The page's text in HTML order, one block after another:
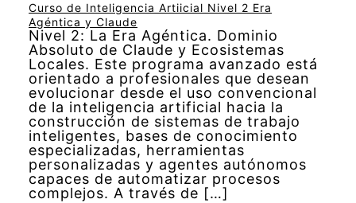
Curso de Inteligencia Artiicial Nivel 2 Era
Agéntica y Claude
Nivel 2: La Era Agéntica. Dominio
Absoluto de Claude y Ecosistemas
Locales. Este programa avanzado está
orientado a profesionales que desean
evolucionar desde el uso convencional
de la inteligencia artificial hacia la
construcción de sistemas de trabajo
inteligentes, bases de conocimiento
especializadas, herramientas
personalizadas y agentes autónomos
capaces de automatizar procesos
complejos. A través de […]